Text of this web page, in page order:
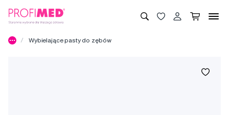
Wybielające pasty do zębów